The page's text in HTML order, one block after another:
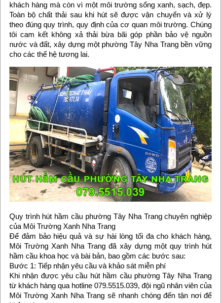
khách hàng mà còn vì một môi trường sống xanh, sạch, đẹp.
Toàn bộ chất thải sau khi hút sẽ được vận chuyển và xử lý
theo đúng quy trình, quy định của cơ quan môi trường. Chúng
tôi cam kết không xả thải bừa bãi góp phần bảo vệ nguồn
nước và đất, xây dựng một phường Tây Nha Trang bền vững
cho các thế hệ tương lai.
Quy trình hút hầm cầu phường Tây Nha Trang chuyên nghiệp
của Môi Trường Xanh Nha Trang
Để đảm bảo hiệu quả và sự hài lòng tối đa cho khách hàng,
Môi Trường Xanh Nha Trang đã xây dựng một quy trình hút
hầm cầu khoa học và bài bản, bao gồm các bước sau:
Bước 1: Tiếp nhận yêu cầu và khảo sát miễn phí
Khi nhận được yêu cầu hút hầm cầu phường Tây Nha Trang
từ khách hàng qua hotline 079.5515.039, đội ngũ nhân viên của
Môi Trường Xanh Nha Trang sẽ nhanh chóng đến tận nơi để